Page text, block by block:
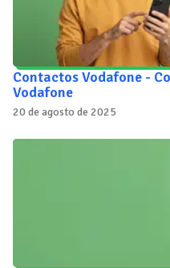
Contactos Vodafone -
Vodafone
20 de agosto de 2025